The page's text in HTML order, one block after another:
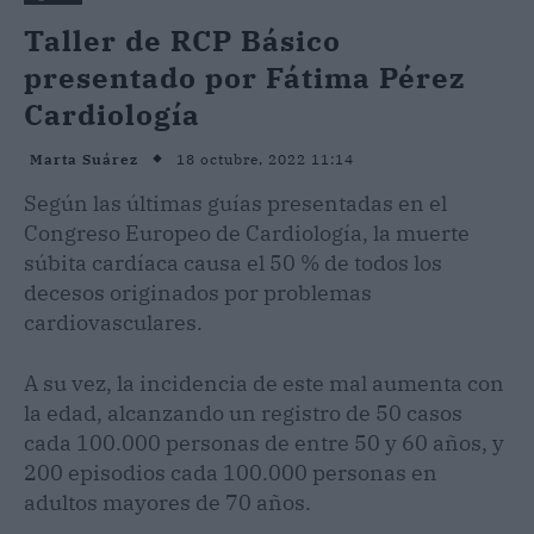
Taller de RCP Básico
presentado por Fátima Pérez
Cardiología
Marta Suárez 18 octubre, 2022 11:14
Según las últimas guías presentadas en el
Congreso Europeo de Cardiología, la muerte
súbita cardíaca causa el 50 % de todos los
decesos originados por problemas
cardiovasculares.
A su vez, la incidencia de este mal aumenta con
la edad, alcanzando un registro de 50 casos
cada 100.000 personas de entre 50 y 60 años, y
200 episodios cada 100.000 personas en
adultos mayores de 70 años.